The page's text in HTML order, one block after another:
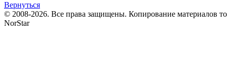
Вернуться
© 2008-2026. Все права защищены. Копирование материалов
NorStar